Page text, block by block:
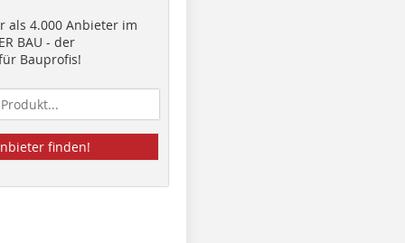
als 4.000 Anbieter im
BAU - der
Bauprofis!
finden!